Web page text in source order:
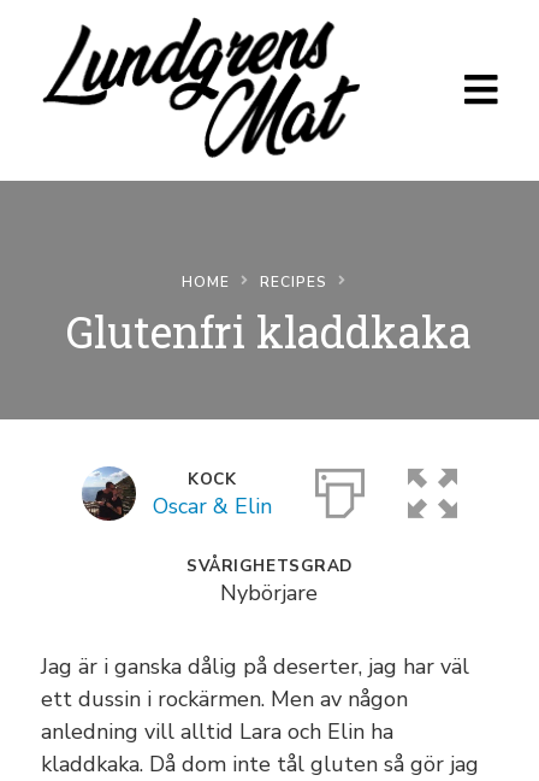
Recept
Per & Berit
Camilla &
Åke
Felicia &
Micke
Vegetariskt
HOME RECIPES
Glutenfri kladdkaka
KOCK
Oscar & Elin
SVÅRIGHETSGRAD
Nybörjare
Jag är i ganska dålig på deserter, jag har väl
ett dussin i rockärmen. Men av någon
anledning vill alltid Lara och Elin ha
kladdkaka. Då dom inte tål gluten så gör jag